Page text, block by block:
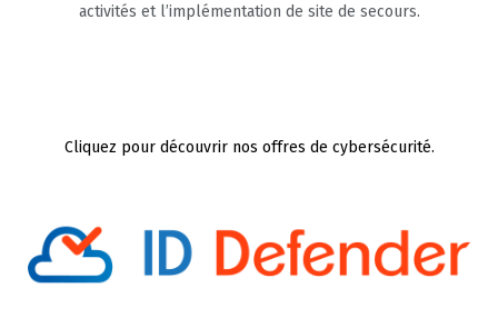
activités et l’implémentation de site de secours.
Cliquez pour découvrir nos offres de cybersécurité.